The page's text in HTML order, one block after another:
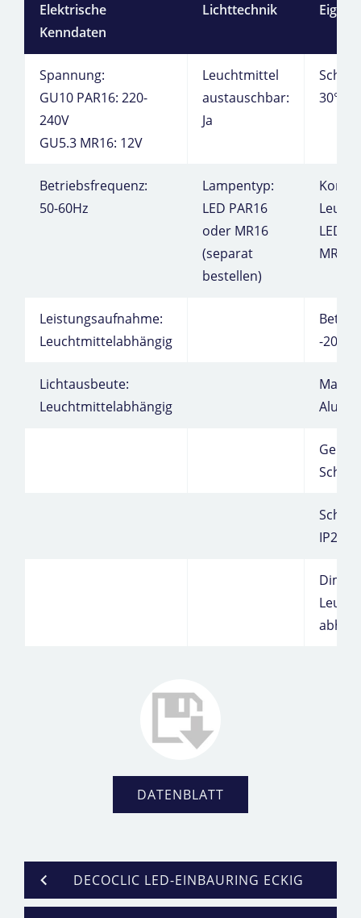
Elektrische
Kenndaten
Lichttechnik
Spannung:
GU10 PAR16: 220-
240V
GU5.3 MR16: 12V
Leuchtmittel
austauschbar:
Ja
30°
Betriebsfrequenz:
50-60Hz
Lampentyp:
LED PAR16
oder MR16
(separat
bestellen)
LED
MR16
Leistungsaufnahme:
Leuchtmittelabhängig
-20°C
Lichtausbeute:
Leuchtmittelabhängig
IP20
DATENBLATT
DECOCLIC LED-EINBAURING ECKIG